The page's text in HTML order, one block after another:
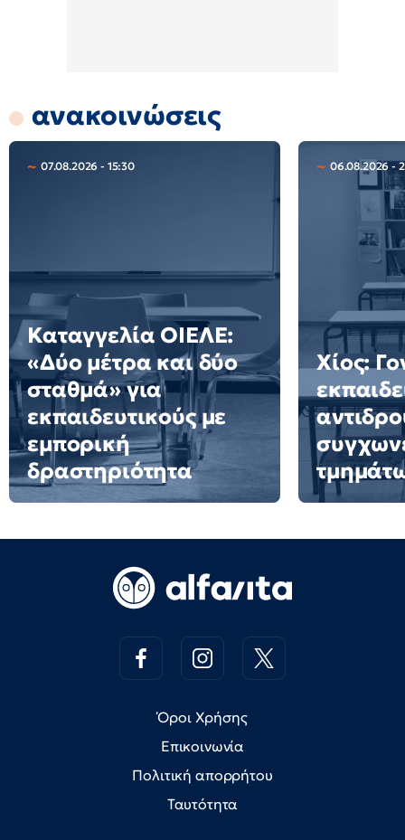
ανακοινώσεις
07.08.2026 - 15:30
Καταγγελία ΟΙΕΛΕ:
«Δύο μέτρα και δύο
σταθμά» για
εκπαιδευτικούς με
εμπορική
δραστηριότητα
06.08.2026 -
Χίος:
Όροι Χρήσης
Επικοινωνία
Πολιτική απορρήτου
Ταυτότητα